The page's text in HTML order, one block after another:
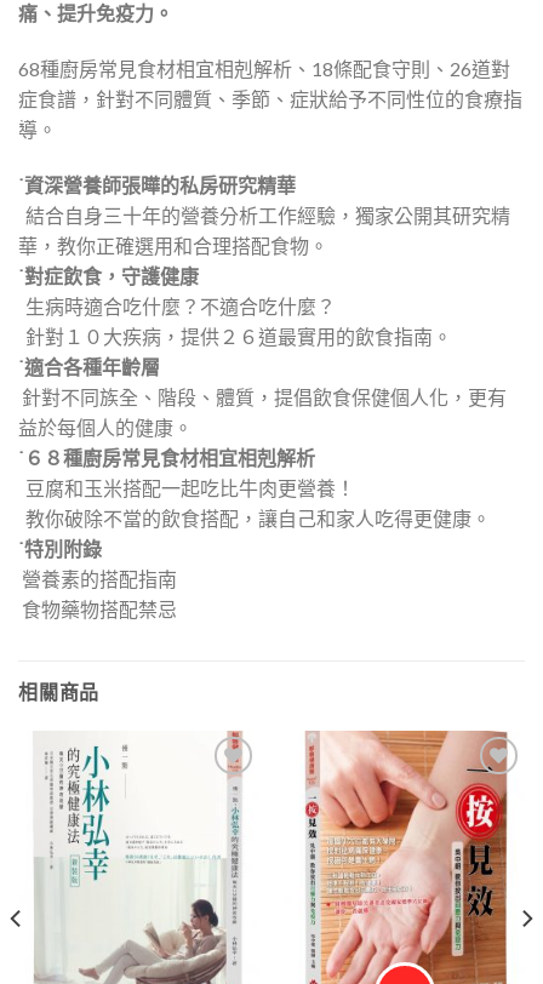
痛、提升免疫力。
68種廚房常見食材相宜相剋解析、18條配食守則、26道對
症食譜，針對不同體質、季節、症狀給予不同性位的食療指
導。
˙資深營養師張曄的私房研究精華
結合自身三十年的營養分析工作經驗，獨家公開其研究精
華，教你正確選用和合理搭配食物。
˙對症飲食，守護健康
生病時適合吃什麼？不適合吃什麼？
針對１０大疾病，提供２６道最實用的飲食指南。
˙適合各種年齡層
針對不同族全、階段、體質，提倡飲食保健個人化，更有
益於每個人的健康。
˙６８種廚房常見食材相宜相剋解析
豆腐和玉米搭配一起吃比牛肉更營養！
教你破除不當的飲食搭配，讓自己和家人吃得更健康。
˙特別附錄
營養素的搭配指南
食物藥物搭配禁忌
相關商品
加入
「願
望清
單」
加入
「願
望清
單」